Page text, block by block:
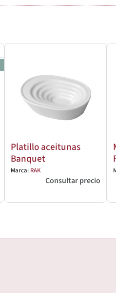
Platillo aceitunas
Banquet
Marca: RAK
Consultar precio